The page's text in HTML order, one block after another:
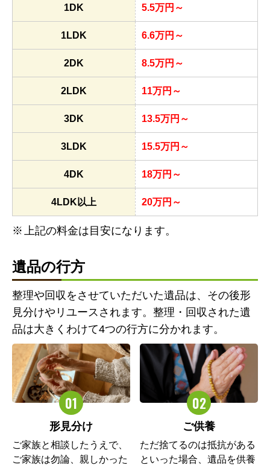
1DK 5.5万円～
1LDK 6.6万円～
2DK 8.5万円～
2LDK 11万円～
3DK 13.5万円～
3LDK 15.5万円～
4DK 18万円～
4LDK以上 20万円～
上記の料金は目安になります。
遺品の行方
整理や回収をさせていただいた遺品は、その後形
見分けやリユースされます。整理・回収された遺
品は大きくわけて4つの行方に分かれます。
形見分け
ご家族と相談したうえで、
ご家族は勿論、親しかった
ご供養
ただ捨てるのは抵抗がある
といった場合、遺品を供養